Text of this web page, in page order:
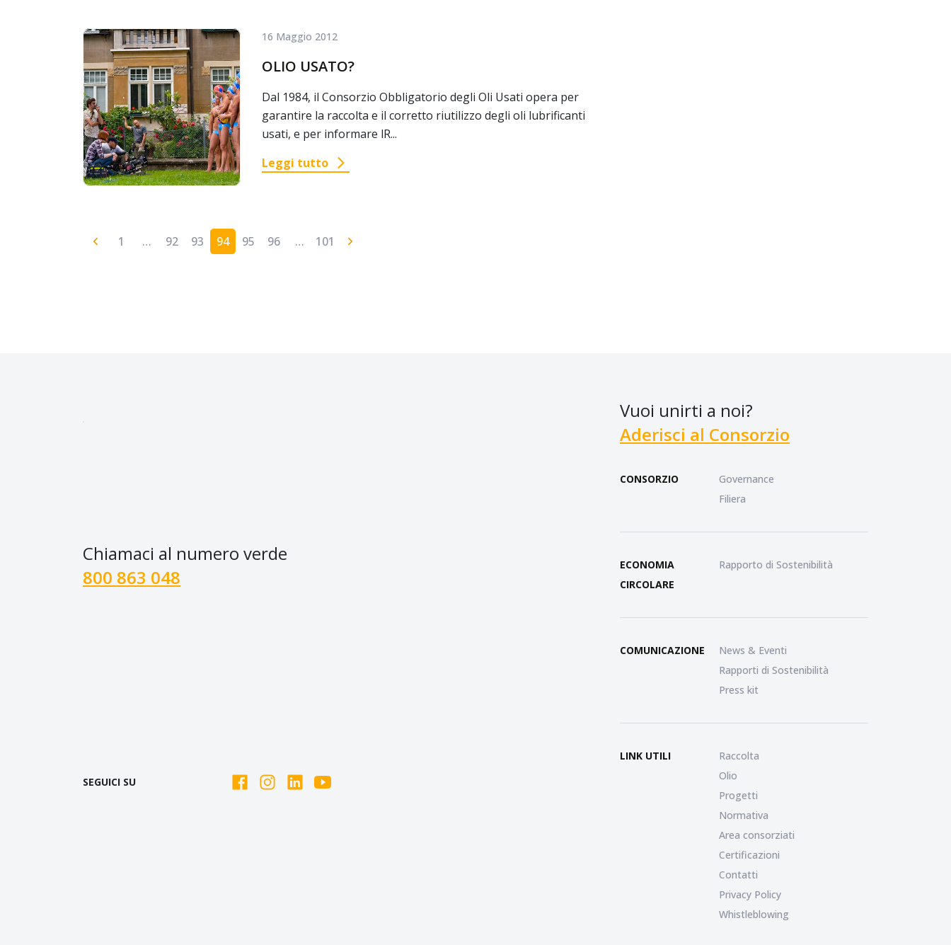
16 Maggio 2012
OLIO USATO?
Dal 1984, il Consorzio Obbligatorio degli Oli Usati opera per
garantire la raccolta e il corretto riutilizzo degli oli lubrificanti
usati, e per informare lR...
Leggi tutto
1 … 92 93 94 95 96 … 101
Chiamaci al numero verde
800 863 048
SEGUICI SU
Vuoi unirti a noi?
Aderisci al Consorzio
CONSORZIO
Governance
Filiera
ECONOMIA
CIRCOLARE
Rapporto di Sostenibilità
COMUNICAZIONE
News & Eventi
Rapporti di Sostenibilità
Press kit
LINK UTILI
Raccolta
Olio
Progetti
Normativa
Area consorziati
Certificazioni
Contatti
Privacy Policy
Whistleblowing